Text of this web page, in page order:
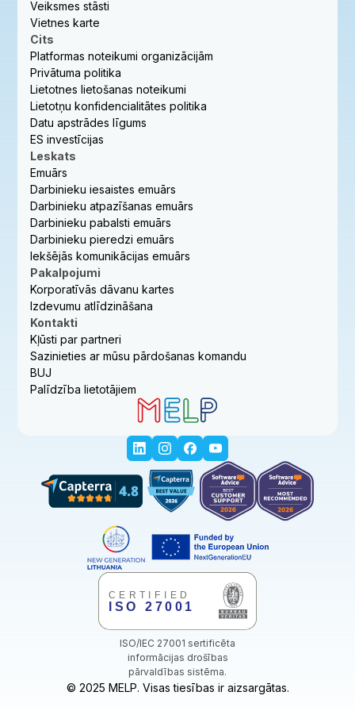
Veiksmes stāsti
Vietnes karte
Cits
Platformas noteikumi organizācijām
Privātuma politika
Lietotnes lietošanas noteikumi
Lietotņu konfidencialitātes politika
Datu apstrādes līgums
ES investīcijas
Leskats
Emuārs
Darbinieku iesaistes emuārs
Darbinieku atpazīšanas emuārs
Darbinieku pabalsti emuārs
Darbinieku pieredzi emuārs
Iekšējās komunikācijas emuārs
Pakalpojumi
Korporatīvās dāvanu kartes
Izdevumu atlīdzināšana
Kontakti
Kļūsti par partneri
Sazinieties ar mūsu pārdošanas komandu
BUJ
Palīdzība lietotājiem
ISO/IEC 27001 sertificēta
informācijas drošības
pārvaldības sistēma.
© 2025 MELP. Visas tiesības ir aizsargātas.